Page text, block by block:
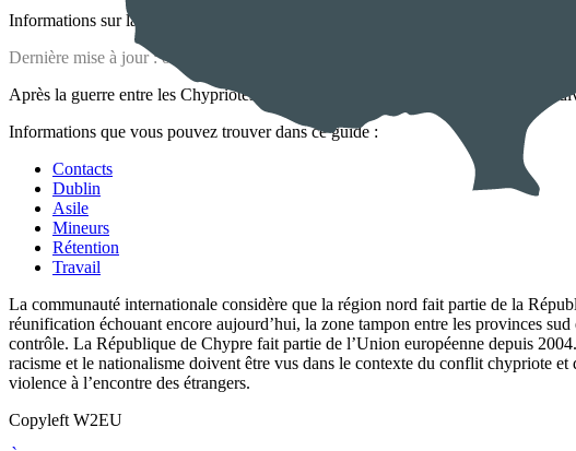
Informations sur la situation des réfugiés et des immigrés à Chypre.
Dernière mise à jour : octobre 2023
Après la guerre entre les Chypriotes turcs et les Chypriotes grecs, l’île est
Informations que vous pouvez trouver dans ce guide :
Contacts
Dublin
Asile
Mineurs
Rétention
Travail
La communauté internationale considère que la région nord fait partie de la
réunification échouant encore aujourd’hui, la zone tampon entre les provinces
contrôle. La République de Chypre fait partie de l’Union européenne depuis
racisme et le nationalisme doivent être vus dans le contexte du conflit chypriote
violence à l’encontre des étrangers.
Copyleft W2EU